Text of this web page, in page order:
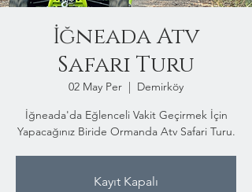
İğneada Atv
Safari Turu
02 May Per
  |
Demirköy
İğneada'da Eğlenceli Vakit Geçirmek İçin
Yapacağınız Biride Ormanda Atv Safari Turu.
Kayıt Kapalı